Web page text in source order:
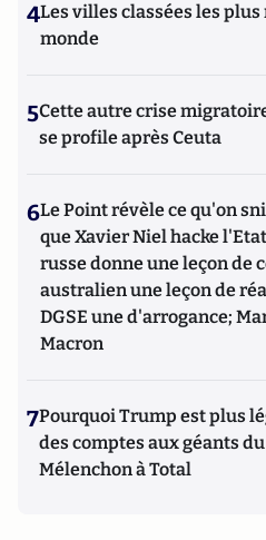
4Les villes classées les
monde
5Cette autre crise
se profile après Ceuta
6Le Point révèle ce qu'on
que Xavier Niel hacke
russe donne une leçon de
australien une leçon de
DGSE une d'arrogance;
Macron
7Pourquoi Trump est plus
des comptes aux géants
Mélenchon à Total